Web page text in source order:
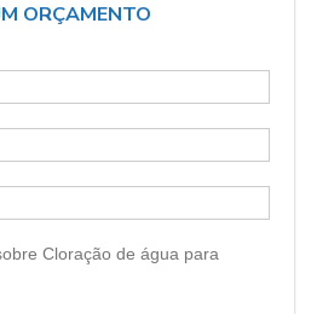
ORÇAMENTO